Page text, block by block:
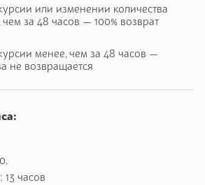
или изменении количества
чем за 48 часов — 100% возврат
менее, чем за 48 часов —
не возвращается
13 часов